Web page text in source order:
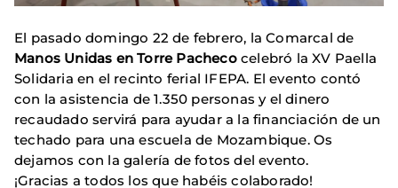
El pasado domingo 22 de febrero, la Comarcal de
Manos Unidas en Torre Pachecocelebró la XV Paella
Solidaria en el recinto ferial IFEPA. El evento contó
con la asistencia de 1.350 personas y el dinero
recaudado servirá para ayudar a la financiación de un
techado para una escuela de Mozambique. Os
dejamos con la galería de fotos del evento.
¡Gracias a todos los que habéis colaborado!